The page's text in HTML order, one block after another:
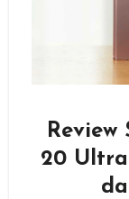
20 Ultra